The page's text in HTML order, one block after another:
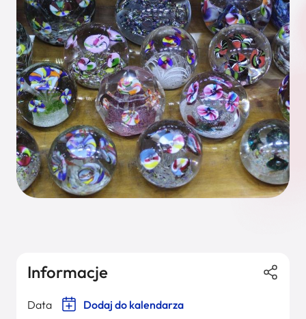
Informacje
Data Dodaj do kalendarza